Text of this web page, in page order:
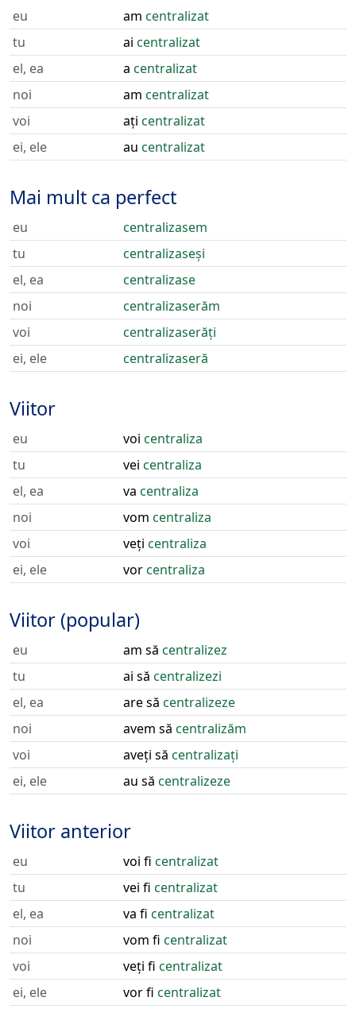
eu am centralizat
tu
ai centralizat
el, ea
a centralizat
noi
am centralizat
voi
ați centralizat
ei, ele
au centralizat
Mai mult ca perfect
eu
centralizasem
tu
centralizaseși
el, ea
centralizase
noi
centralizaserăm
voi
centralizaserăți
ei, ele
centralizaseră
Viitor
eu voi centraliza
tu
vei centraliza
el, ea
va centraliza
noi
vom centraliza
voi
veți centraliza
ei, ele
vorcentraliza
Viitor (popular)
eu am să centralizez
tu
ai să centralizezi
el, ea
are să centralizeze
noi
avem să centralizăm
voi
aveți să centralizați
ei, ele
au să centralizeze
Viitor anterior
eu voi fi centralizat
tu
vei fi centralizat
el, ea
va fi centralizat
noi
vom fi centralizat
voi
veți fi centralizat
ei, ele
vor fi centralizat